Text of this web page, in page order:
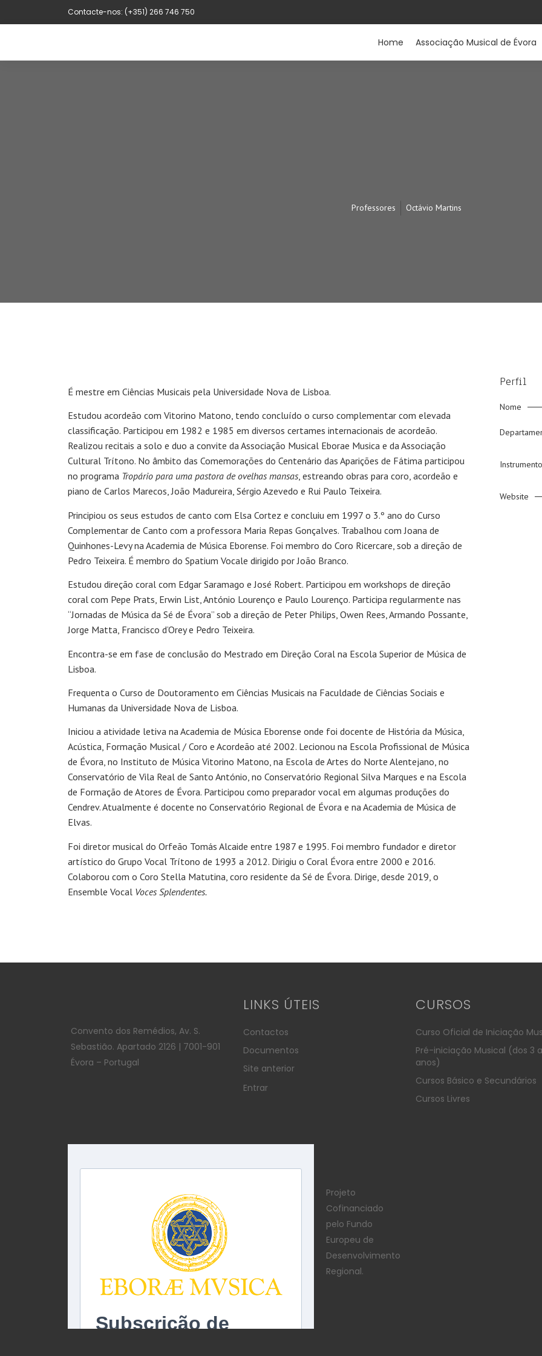
Contacte-nos: (+351) 266 746 750
Home Associação Musical de Évora
Professores Octávio Martins
É mestre em Ciências Musicais pela Universidade Nova de Lisboa.
Estudou acordeão com Vitorino Matono, tendo concluído o curso complementar com elevada
classificação. Participou em 1982 e 1985 em diversos certames internacionais de acordeão.
Realizou recitais a solo e duo a convite da Associação Musical Eborae Musica e da Associação
Cultural Trítono. No âmbito das Comemorações do Centenário das Aparições de Fátima participou
no programa Tropário para uma pastora de ovelhas mansas, estreando obras para coro, acordeão e
piano de Carlos Marecos, João Madureira, Sérgio Azevedo e Rui Paulo Teixeira.
Principiou os seus estudos de canto com Elsa Cortez e concluiu em 1997 o 3.º ano do Curso
Complementar de Canto com a professora Maria Repas Gonçalves. Trabalhou com Joana de
Quinhones-Levy na Academia de Música Eborense. Foi membro do Coro Ricercare, sob a direção de
Pedro Teixeira. É membro do Spatium Vocale dirigido por João Branco.
Estudou direção coral com Edgar Saramago e José Robert. Participou em workshops de direção
coral com Pepe Prats, Erwin List, António Lourenço e Paulo Lourenço. Participa regularmente nas
“Jornadas de Música da Sé de Évora” sob a direção de Peter Philips, Owen Rees, Armando Possante,
Jorge Matta, Francisco d’Orey e Pedro Teixeira.
Encontra-se em fase de conclusão do Mestrado em Direção Coral na Escola Superior de Música de
Lisboa.
Frequenta o Curso de Doutoramento em Ciências Musicais na Faculdade de Ciências Sociais e
Humanas da Universidade Nova de Lisboa.
Iniciou a atividade letiva na Academia de Música Eborense onde foi docente de História da Música,
Acústica, Formação Musical / Coro e Acordeão até 2002. Lecionou na Escola Profissional de Música
de Évora, no Instituto de Música Vitorino Matono, na Escola de Artes do Norte Alentejano, no
Conservatório de Vila Real de Santo António, no Conservatório Regional Silva Marques e na Escola
de Formação de Atores de Évora. Participou como preparador vocal em algumas produções do
Cendrev. Atualmente é docente no Conservatório Regional de Évora e na Academia de Música de
Elvas.
Foi diretor musical do Orfeão Tomás Alcaide entre 1987 e 1995. Foi membro fundador e diretor
artístico do Grupo Vocal Trítono de 1993 a 2012. Dirigiu o Coral Évora entre 2000 e 2016.
Colaborou com o Coro Stella Matutina, coro residente da Sé de Évora. Dirige, desde 2019, o
Ensemble Vocal Voces Splendentes.
Perfil
Nome
Website
Convento dos Remédios, Av. S.
Sebastião. Apartado 2126 | 7001-901
Évora – Portugal
LINKS ÚTEIS
Contactos
Documentos
Site anterior
Entrar
CURSOS
Curso Oficial de Iniciação
Pré-iniciação Musical (dos 3
anos)
Cursos Básico e Secundários
Cursos Livres
Projeto
Cofinanciado
pelo Fundo
Europeu de
Desenvolvimento
Regional.